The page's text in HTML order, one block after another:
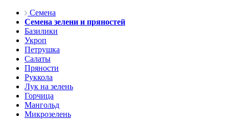
Семена
Семена зелени и пряностей
Базилики
Укроп
Петрушка
Салаты
Пряности
Руккола
Лук на зелень
Горчица
Мангольд
Микрозелень